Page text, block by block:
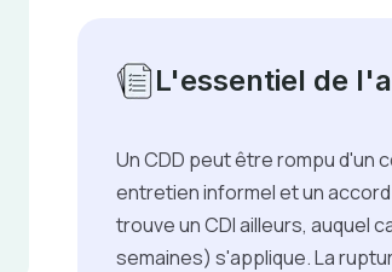
L'essentiel de
Un CDD peut être rompu d'un
entretien informel et un
trouve un CDI ailleurs, auquel
semaines) s'applique. La